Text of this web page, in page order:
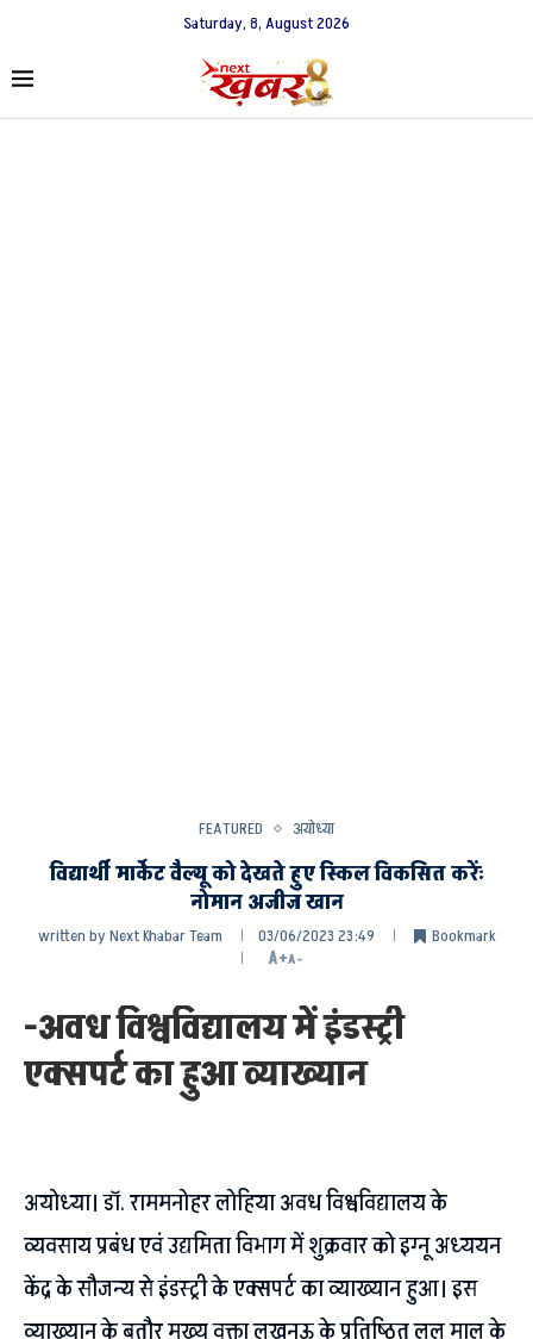
Saturday, 8, August 2026
FEATURED अयोध्या
विद्यार्थी मार्केट वैल्यू को देखते हुए स्किल विकसित करेंः
नोमान अजीज खान
written byNext Khabar Team 03/06/2023 23:49
Bookmark
A+A-
-अवध विश्वविद्यालय में इंडस्ट्री
एक्सपर्ट का हुआ व्याख्यान
अयोध्या। डाॅ. राममनोहर लोहिया अवध विश्वविद्यालय के
व्यवसाय प्रबंध एवं उद्यमिता विभाग में शुक्रवार को इग्नू अध्ययन
केंद्र के सौजन्य से इंडस्ट्री के एक्सपर्ट का व्याख्यान हुआ। इस
व्याख्यान के बतौर मुख्य वक्ता लखनऊ के प्रतिष्ठित लुलु माल के